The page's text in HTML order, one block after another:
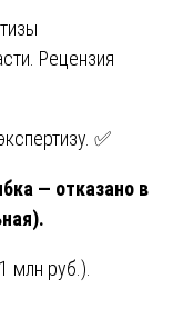
Рецензия
✅
— отказано в
млн руб.).